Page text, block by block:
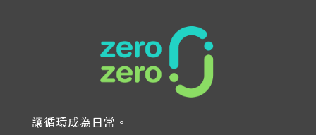
讓循環成為日常。